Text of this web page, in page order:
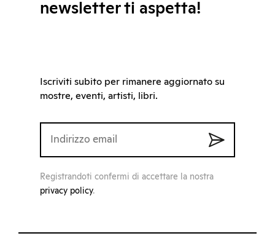
newsletter ti aspetta!
Iscriviti subito per rimanere aggiornato su
mostre, eventi, artisti, libri.
Registrandoti confermi di accettare la nostra
privacy policy.